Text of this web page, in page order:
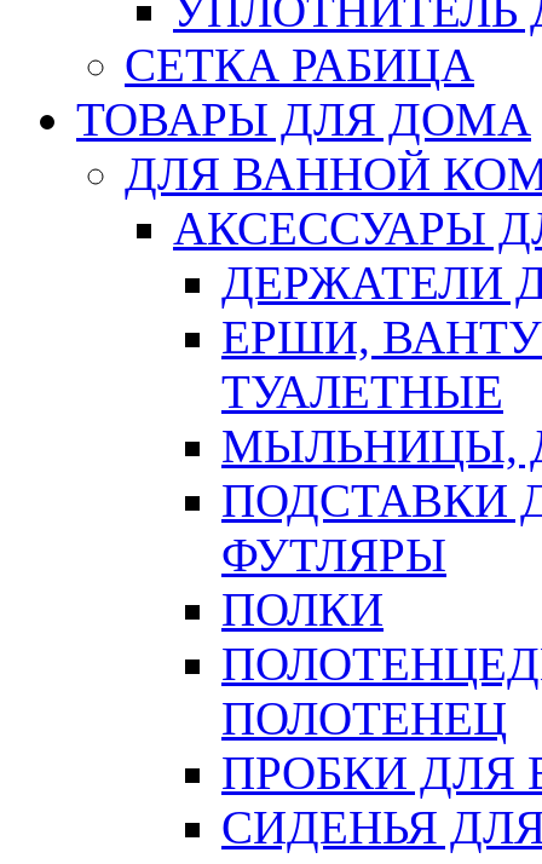
СЕТКА РАБИЦА
ТОВАРЫ ДЛЯ ДОМА
ДЛЯ ВАННОЙ
АКСЕССУАРЫ
ДЕРЖАТЕЛИ
ЕРШИ,
ТУАЛЕТНЫЕ
МЫЛЬНИЦЫ,
ПОДСТАВКИ
ФУТЛЯРЫ
ПОЛКИ
ПОЛОТЕНЕЦ
ПРОБКИ ДЛЯ
СИДЕНЬЯ